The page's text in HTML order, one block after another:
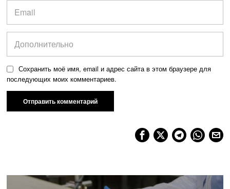
Сохранить моё имя, email и адрес сайта в этом браузере для
последующих моих комментариев.